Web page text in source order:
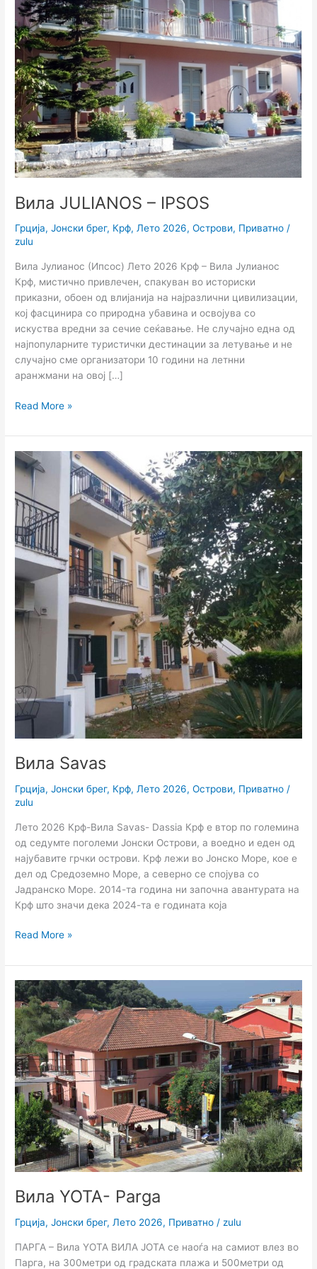
Вила JULIANOS – IPSOS
Грција,Јонски брег, Крф,Лето 2026,Острови, Приватно /
zulu
Вила Јулианос (Ипсос) Лето 2026 Крф – Вила Јулианос
Крф, мистично привлечен, спакуван во историски
приказни, обоен од влијанија на најразлични цивилизации,
кој фасцинира со природна убавина и освојува со
искуства вредни за сечие сеќавање. Не случајно една од
најпопуларните туристички дестинации за летување и не
случајно сме организатори 10 години на летнни
аранжмани на овој […]
Read More »
Вила Savas
Грција,Јонски брег, Крф, Лето 2026,Острови, Приватно /
zulu
Лето 2026 Крф-Вила Savas- Dassia Крф e втор по големина
од седумте поголеми Јонски Острови, а воедно и еден од
најубавите грчки острови. Крф лежи во Јонско Море, кое е
дел од Средоземно Море, а северно се спојува со
Јадранско Море. 2014-та година ни започна авантурата на
Крф што значи дека 2024-та е годината која
Вила
Savas
Read More »
Вила YOTA- Parga
Грција,Јонски брег, Лето 2026, Приватно / zulu
ПАРГА – Вила YOTA ВИЛА ЈОТА се наоѓа на самиот влез во
Парга, на 300метри од градската плажа и 500метри од
Вила
YOTA-
Parga